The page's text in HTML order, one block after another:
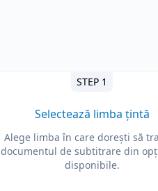
STEP 1
Selectează limba țintă
Alege limba în care dorești să
documentul de subtitrare din
disponibile.